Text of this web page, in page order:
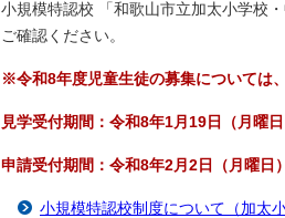
小規模特認校 「和歌山市立加太小学校
ご確認ください。
※令和8年度児童生徒の募集については
見学受付期間：令和8年1月19日（月曜
申請受付期間：令和8年2月2日（月曜日
小規模特認校制度について（加太